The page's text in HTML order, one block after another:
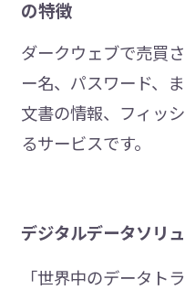
の特徴
ダークウェブで売買
ー名、パスワード、
文書の情報、フィッ
るサービスです。
デジタルデータソリ
「世界中のデータト